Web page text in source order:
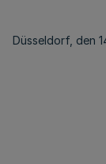
Düsseldorf, den